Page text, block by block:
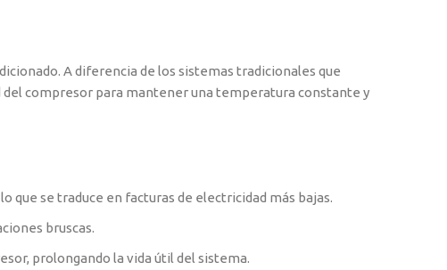
A diferencia de los sistemas tradicionales que
compresor para mantener una temperatura constante y
que se traduce en facturas de electricidad más bajas.
bruscas.
prolongando la vida útil del sistema.